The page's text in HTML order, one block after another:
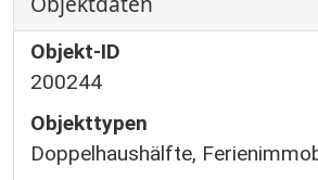
Objekt-ID
200244
Objekttypen
Doppelhaushälfte,